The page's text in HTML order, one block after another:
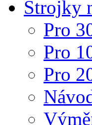
Strojky
Pro
Pro
Pro